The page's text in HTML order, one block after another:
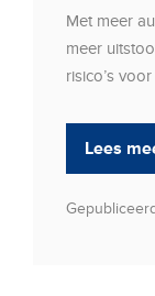
Met meer
meer
risico’s
Lees